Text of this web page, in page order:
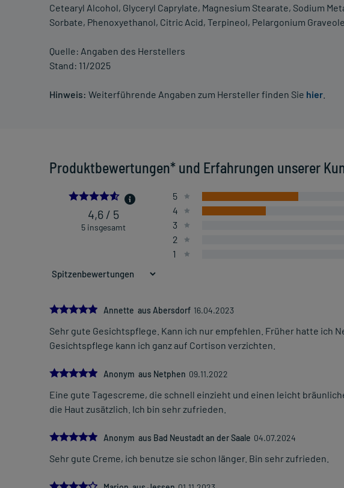
Cetearyl Alcohol, Glyceryl Caprylate, Magnesium Stearate, Sodium
Sorbate, Phenoxyethanol, Citric Acid, Terpineol, Pelargonium
Quelle: Angaben des Herstellers
Stand: 11/2025
Hinweis: Weiterführende Angaben zum Hersteller finden Sie hier
Produktbewertungen* und Erfahrungen unserer
4.6
4,6 / 5
5 insgesamt
5
4
3
2
1
5.0
Annette aus Abersdorf 16.04.2023
Sehr gute Gesichtspflege. Kann ich nur empfehlen. Früher hatte ich
Gesichtspflege kann ich ganz auf Cortison verzichten.
5.0
Anonym aus Netphen 09.11.2022
Eine gute Tagescreme, die schnell einzieht und einen leicht
die Haut zusätzlich. Ich bin sehr zufrieden.
5.0
Anonym aus Bad Neustadt an der Saale 04.07.2024
Sehr gute Creme, ich benutze sie schon länger. Bin sehr zufrieden.